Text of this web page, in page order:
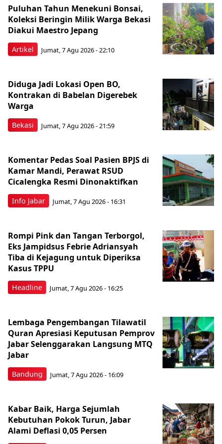
Artikel
Puluhan Tahun Menekuni Bonsai,
Koleksi Beringin Milik Warga Bekasi
Diakui Maestro Jepang
Jumat, 7 Agu 2026 - 22:10
Bekasi
Diduga Jadi Lokasi Open BO,
Kontrakan di Babelan Digerebek
Warga
Jumat, 7 Agu 2026 - 21:59
Info Jabar
Komentar Pedas Soal Pasien BPJS di
Kamar Mandi, Perawat RSUD
Cicalengka Resmi Dinonaktifkan
Jumat, 7 Agu 2026 - 16:31
Headline
Rompi Pink dan Tangan Terborgol,
Eks Jampidsus Febrie Adriansyah
Tiba di Kejagung untuk Diperiksa
Kasus TPPU
Jumat, 7 Agu 2026 - 16:25
Bandung
Lembaga Pengembangan Tilawatil
Quran Apresiasi Keputusan Pemprov
Jabar Selenggarakan Langsung MTQ
Jabar
Jumat, 7 Agu 2026 - 16:09
Kabar Baik, Harga Sejumlah
Kebutuhan Pokok Turun, Jabar
Alami Deflasi 0,05 Persen